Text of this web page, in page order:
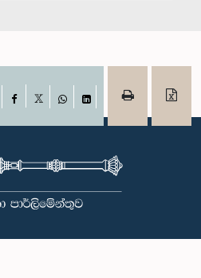
Facebook
WhatsAppLinkedIn